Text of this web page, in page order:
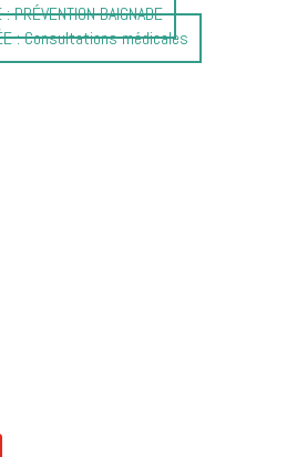
PRÉVENTION BAIGNADE
: Consultations médicales